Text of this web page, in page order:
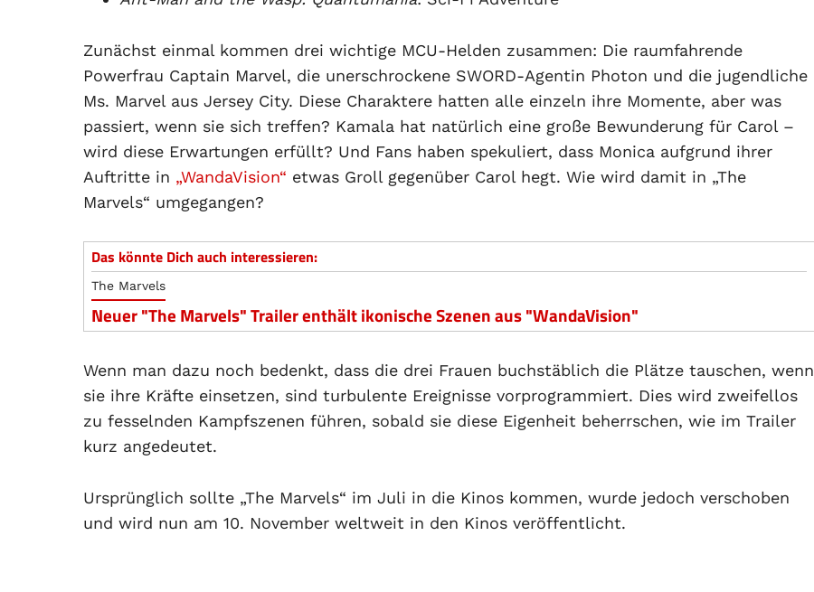
Zunächst einmal kommen drei wichtige MCU-Helden zusammen: Die raumfahrende
Powerfrau Captain Marvel, die unerschrockene SWORD-Agentin Photon und die jugendliche
Ms. Marvel aus Jersey City. Diese Charaktere hatten alle einzeln ihre Momente, aber was
passiert, wenn sie sich treffen? Kamala hat natürlich eine große Bewunderung für Carol –
wird diese Erwartungen erfüllt? Und Fans haben spekuliert, dass Monica aufgrund ihrer
Auftritte in „WandaVision“ etwas Groll gegenüber Carol hegt. Wie wird damit in „The
Marvels“ umgegangen?
Das könnte Dich auch interessieren:
The Marvels
Neuer "The Marvels" Trailer enthält ikonische Szenen aus "WandaVision"
Wenn man dazu noch bedenkt, dass die drei Frauen buchstäblich die Plätze tauschen, wenn
sie ihre Kräfte einsetzen, sind turbulente Ereignisse vorprogrammiert. Dies wird zweifellos
zu fesselnden Kampfszenen führen, sobald sie diese Eigenheit beherrschen, wie im Trailer
kurz angedeutet.
Ursprünglich sollte „The Marvels“ im Juli in die Kinos kommen, wurde jedoch verschoben
und wird nun am 10. November weltweit in den Kinos veröffentlicht.